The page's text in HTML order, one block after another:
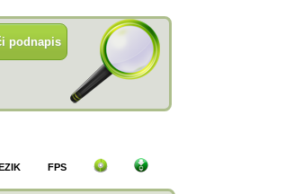
FPS